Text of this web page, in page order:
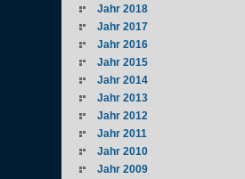
Jahr 2018
Jahr 2017
Jahr 2016
Jahr 2015
Jahr 2014
Jahr 2013
Jahr 2012
Jahr 2011
Jahr 2010
Jahr 2009